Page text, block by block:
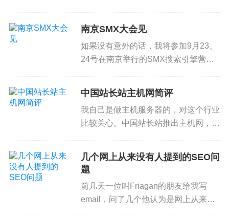
以深度学习为基础的排名算法完全不是这么个过
程。深度学习的方法是，用大量数据对程序进行训
练，由程序自己学习应该用哪些特征来排名。换句
质量的，那些已知页面是低质量的，那到底高质量
页面应该有什么特征呢？也就是面对新页面时该用
哪些特征来排名？各种特征占多大比重？让算法自
这些学习数据哪里来的？两个明显的来源可能是：
1）Google现有经典算法做测试时的数据。搜索引擎
正式上线新算法前都会做测试的，给部分用户返回
每天一贴没有讨论过这个话题，所以单
独写个帖子聊一下tag...
南京SMX大会见
如果没有意外的话，我将参加9月23、
24号在南京举行的SMX搜索引擎营销
SEO行业人士愉快聊天。 除白天的正
式会议外，更期待SEO...
中国站长站主机网简评
我自己是做主机服务器的，对这个行业
比较关心。中国站长站推出主机网，很
块，做成一个主机超市是个不错的想
法。各种主机评测站见的多了，无...
几个网上从来没有人提到的SEO问
题
前几天一位叫Friagan的朋友给我写
email，问了几个他认为是网上从来没